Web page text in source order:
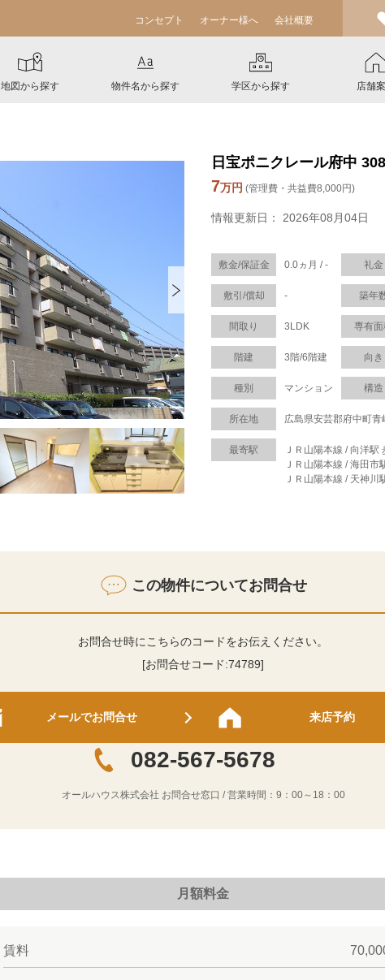
コンセプト オーナー様へ 会社概要
地図から探す 物件名から探す 学区から探す 店舗
日宝ポニクレール府中 308
7万円 (管理費・共益費8,000円)
情報更新日： 2026年08月04日
敷金/保証金 0.0ヵ月 / - 礼金
敷引/償却 - 築年
間取り 3LDK 専有
階建 3階/6階建 向き
種別 マンション 構造
所在地 広島県安芸郡府中町青
最寄駅
ＪＲ山陽本線 / 向洋駅
ＪＲ山陽本線 / 海田市
ＪＲ山陽本線 / 天神川
この物件についてお問合せ
お問合せ時にこちらのコードをお伝えください。
[お問合せコード:74789]
メールでお問合せ 来店予約
082-567-5678
オールハウス株式会社 お問合せ窓口 / 営業時間： 9：00～18：00
月額料金
賃料